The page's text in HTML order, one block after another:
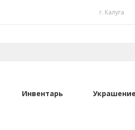
г. Калуга
Инвентарь